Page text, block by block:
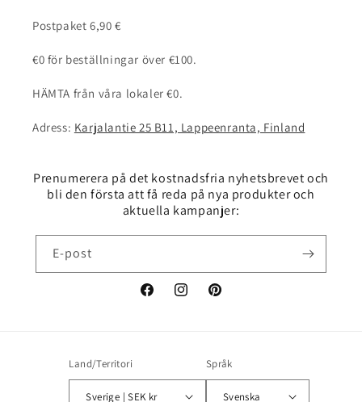
Postpaket 6,90 €
€0 för beställningar över €100.
HÄMTA från våra lokaler €0.
Adress: Karjalantie 25 B11, Lappeenranta, Finland
Prenumerera på det kostnadsfria nyhetsbrevet och
bli den första att få reda på nya produkter och
aktuella kampanjer:
E-post
FacebookInstagramPinterest
Land/Territori
Sverige | SEK kr
Språk
Svenska